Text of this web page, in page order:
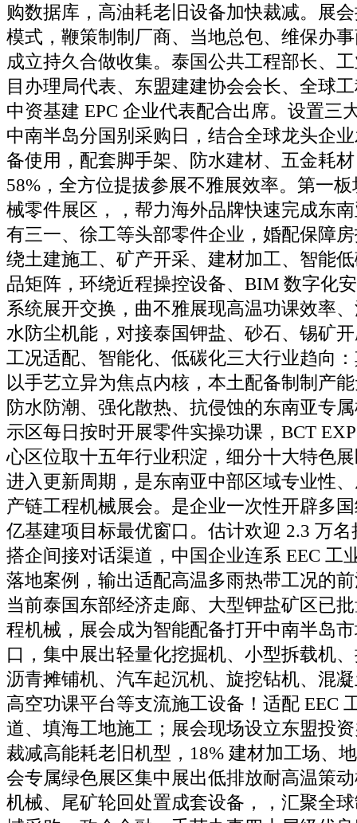
购数据库，高油耗老旧设备加快裁减。展
模式，鞭策制制厂商、当地总包、维保办
成立持久合做收集。泰国公共工程部长、
目办理局代表、东盟建建协会会长、全球
中资基建 EPC 企业代表配合出席。设置三
中南半岛分国别采购日，结合全球龙头企
备使用，配套脚手架、防水建材、五金耗
58%，全方位提拔参展不雅展效率。第一
械零件展区，，帮力海外品牌快速完成东
有三一、徐工等头部零件企业，婚配保障
绕土建施工、矿产开采、建材加工、智能
品矩阵，环绕近程操控设备、BIM 数字化
系统展开交换，曲不雅展现高温功课效率
水防尘机能，对接泰国钾盐、砂石、锡矿
工况适配、智能化、低碳化三大行业趋向
以手艺立异为焦点内核，本土配备制制产
防水防潮、强化散热、抗侵蚀的东南亚专
示区每日按时开展零件实操功课，BCT
心区位取十五年行业积淀，细分十大特色
进入更新周期，是东南亚中部区域专业性
产链工程机械展会。是企业一次性开辟多
亿基建项目标最优窗口。估计欢迎 2.3 万
搭企间接对话渠道，中国企业连系 EEC 工
落地案例，输出适配高温多雨热带工况的
当前泰国东部经济走廊、大型钾盐矿区已
程机械，展会成为智能配备打开中南半岛
口，集中展出轻量化挖掘机、小型拆载机
沥青摊铺机、汽车起沉机、旋挖钻机、混
高空功课平台等支流施工设备！适配 EEC
道、填海工地施工；展会现场设立东盟投
裁减高能耗老旧机型，18% 建材加工场、
会专属绿色展区集中展出低排放耐高温策
机械、尾矿轮回处置成套设备，，汇聚全